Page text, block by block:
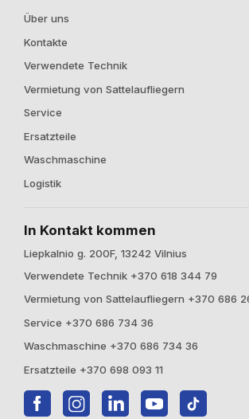
Über uns
Kontakte
Verwendete Technik
Vermietung von Sattelaufliegern
Service
Ersatzteile
Waschmaschine
Logistik
In Kontakt kommen
Liepkalnio g. 200F, 13242 Vilnius
Verwendete Technik +370 618 344 79
Vermietung von Sattelaufliegern +370 686
Service +370 686 734 36
Waschmaschine +370 686 734 36
Ersatzteile +370 698 093 11